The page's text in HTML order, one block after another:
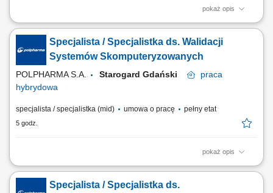
pokaż opis
Twój zakres obowiązków: Nadzór nas procesami serializacji i agregacji
w obszarze Operacji Przemysłowych; Administracja systemem
Track&Trace – poziomy L2, L3; Nadzór nad procesem wymiany danych
serializacyjnych pomiędzy Polpharmą, a podmiotami zewnętrznymi;
Wsparcie dla biznesu na polu...
Specjalista / Specjalistka ds. Walidacji
Systemów Skomputeryzowanych
POLPHARMA S.A. Starogard Gdański
praca
hybrydowa
specjalista / specjalistka (mid) umowa o pracę pełny etat
5 godz.
pokaż opis
Zakres obowiązków: Zapewnienie prawidłowego funkcjonowania
systemów informatycznych wspierających procesy produkcyjne.
Zarządzanie i rozwój obszaru Track&Trace, serializacji oraz agregacji
Specjalista / Specjalistka ds.